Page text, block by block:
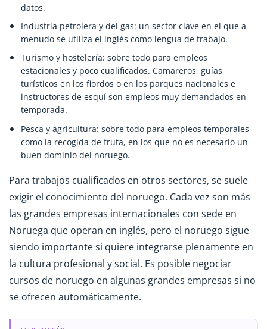
datos.
Industria petrolera y del gas: un sector clave en el que a
menudo se utiliza el inglés como lengua de trabajo.
Turismo y hostelería: sobre todo para empleos
estacionales y poco cualificados. Camareros, guías
turísticos en los fiordos o en los parques nacionales e
instructores de esquí son empleos muy demandados en
temporada.
Pesca y agricultura: sobre todo para empleos temporales
como la recogida de fruta, en los que no es necesario un
buen dominio del noruego.
Para trabajos cualificados en otros sectores, se suele
exigir el conocimiento del noruego. Cada vez son más
las grandes empresas internacionales con sede en
Noruega que operan en inglés, pero el noruego sigue
siendo importante si quiere integrarse plenamente en
la cultura profesional y social. Es posible negociar
cursos de noruego en algunas grandes empresas si no
se ofrecen automáticamente.